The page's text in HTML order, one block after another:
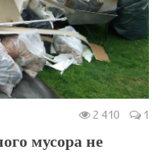
2 410 1
мусора не